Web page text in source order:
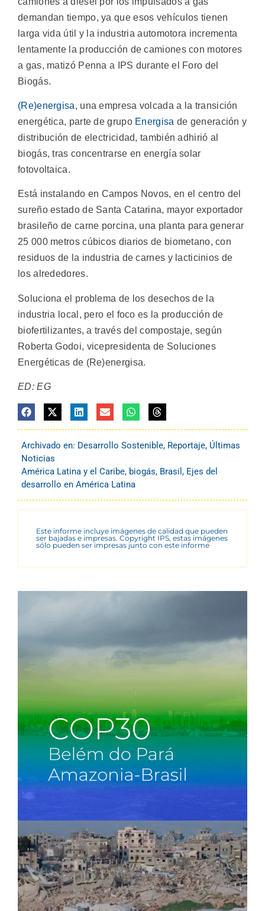
demandan tiempo, ya que esos vehículos tienen
larga vida útil y la industria automotora incrementa
lentamente la producción de camiones con motores
a gas, matizó Penna a IPS durante el Foro del
Biogás.
(Re)energisa, una empresa volcada a la transición
energética, parte de grupo Energisa de generación y
distribución de electricidad, también adhirió al
biogás, tras concentrarse en energía solar
fotovoltaica.
Está instalando en Campos Novos, en el centro del
sureño estado de Santa Catarina, mayor exportador
brasileño de carne porcina, una planta para generar
25 000 metros cúbicos diarios de biometano, con
residuos de la industria de carnes y lacticinios de
los alrededores.
Soluciona el problema de los desechos de la
industria local, pero el foco es la producción de
biofertilizantes, a través del compostaje, según
Roberta Godoi, vicepresidenta de Soluciones
Energéticas de (Re)energisa.
ED: EG
Archivado en: Desarrollo Sostenible, Reportaje, Últimas
Noticias
América Latina y el Caribe, biogás, Brasil , Ejes del
desarrollo en América Latina
Este informe incluye imágenes de calidad que pueden
ser bajadas e impresas. Copyright IPS, estas imágenes
sólo pueden ser impresas junto con este informe